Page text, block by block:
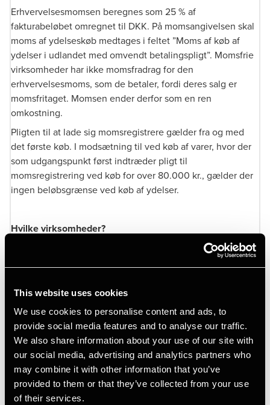
This website uses cookies
We use cookies to personalise content and ads, to
provide social media features and to analyse our traffic.
We also share information about your use of our site with
our social media, advertising and analytics partners who
may combine it with other information that you’ve
provided to them or that they’ve collected from your use
of their services.
Erhvervelsesmomsen beregnes som 25 % af
fakturabeløbet omregnet til DKK. På momsangivelsen skal
moms af ydelseskøb medtages i feltet ”Moms af køb af
ydelser i udlandet med omvendt betalingspligt”. Momsfrie
virksomheder har ikke momsfradrag for den
erhvervelsesmoms, som de betaler, fordi deres salg er
momsfritaget. Momsen ender derfor som en ren
omkostning.
Pligten til at lade sig momsregistrere gælder fra og med
det første køb. I modsætning til ved køb af varer, hvor der
som udgangspunkt først indtræder pligt til
momsregistrering ved køb for over 80.000 kr., gælder der
ingen beløbsgrænse ved køb af ydelser.
Hvilke virksomheder?
De momsfrie virksomheder, som skal momsregistreres ved
køb af ydelser i udlandet, omfatter i første række de
ydelser er fritaget for momspligt, men momspligten gælder
også for virksomheder, som hverken er moms- eller
lønsumspligtige.
Listen omfatter derfor så forskellige virksomheder som fx
læger, tandlæger, fysioterapeuter, massører, kiropraktorer,
psykologer, bosteder, bloggere, bedemænd, kørelærere,
taxavognmænd, privatskoler, kursusvirksomheder,
udlejningsvirksomheder, banker, forsikringsselskaber,